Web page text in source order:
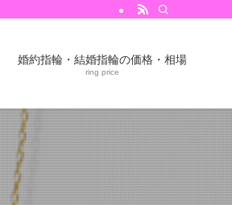
婚約指輪・結婚指輪の価格・相場
ring price